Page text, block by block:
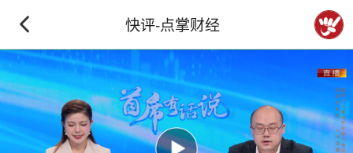
快评-点掌财经